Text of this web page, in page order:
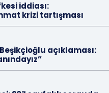
iddiası:
krizi tartışması
açıklaması: